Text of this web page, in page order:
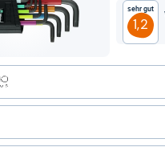
Sehr gut
1,2